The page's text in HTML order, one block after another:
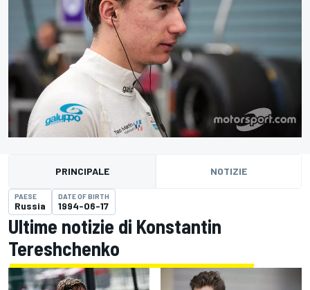
PRINCIPALE NOTIZIE
PAESE
Russia
DATE OF BIRTH
1994-06-17
Ultime notizie di Konstantin
Tereshchenko